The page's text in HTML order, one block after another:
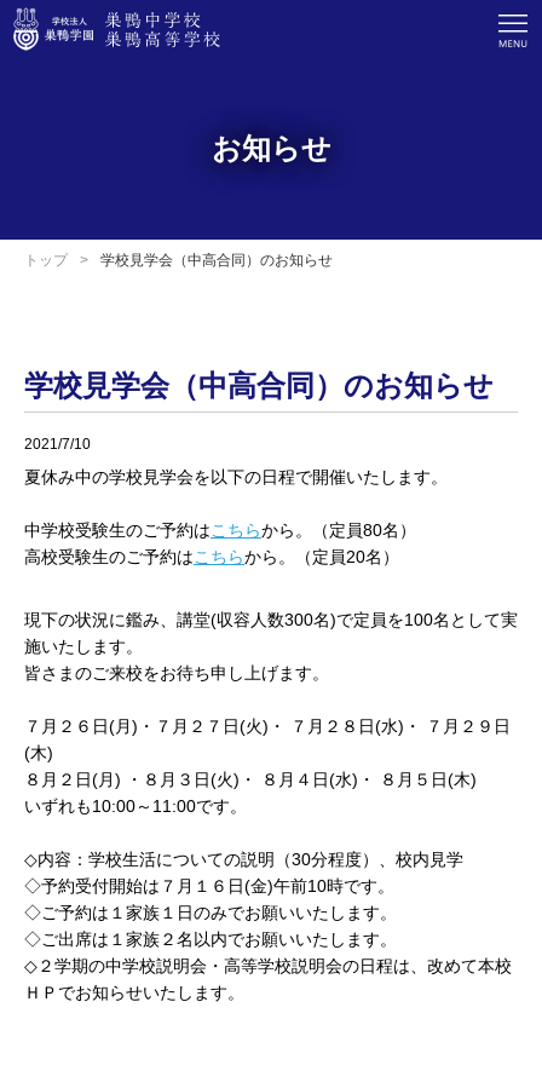
お知らせ
トップ 学校見学会（中高合同）のお知らせ
学校見学会（中高合同）のお知らせ
2021/7/10
夏休み中の学校見学会を以下の日程で開催いたします。
中学校受験生のご予約はこちらから。（定員80名）
高校受験生のご予約はこちらから。（定員20名）
現下の状況に鑑み、講堂(収容人数300名)で定員を100名として実
施いたします。
皆さまのご来校をお待ち申し上げます。
７月２６日(月)・７月２７日(火)・ ７月２８日(水)・ ７月２９日
(木)
８月２日(月) ・８月３日(火)・ ８月４日(水)・ ８月５日(木)
いずれも10:00～11:00です。
◇内容：学校生活についての説明（30分程度）、校内見学
◇予約受付開始は７月１６日(金)午前10時です。
◇ご予約は１家族１日のみでお願いいたします。
◇ご出席は１家族２名以内でお願いいたします。
◇２学期の中学校説明会・高等学校説明会の日程は、改めて本校
ＨＰでお知らせいたします。